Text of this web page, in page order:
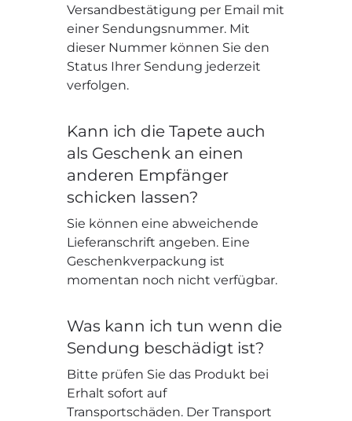
Versandbestätigung per Email mit
einer Sendungsnummer. Mit
dieser Nummer können Sie den
Status Ihrer Sendung jederzeit
verfolgen.
Kann ich die Tapete auch
als Geschenk an einen
anderen Empfänger
schicken lassen?
Sie können eine abweichende
Lieferanschrift angeben. Eine
Geschenkverpackung ist
momentan noch nicht verfügbar.
Was kann ich tun wenn die
Sendung beschädigt ist?
Bitte prüfen Sie das Produkt bei
Erhalt sofort auf
Transportschäden. Der Transport